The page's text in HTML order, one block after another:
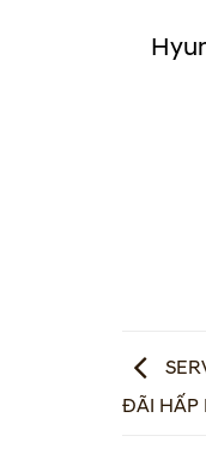
ĐÃI HẤP